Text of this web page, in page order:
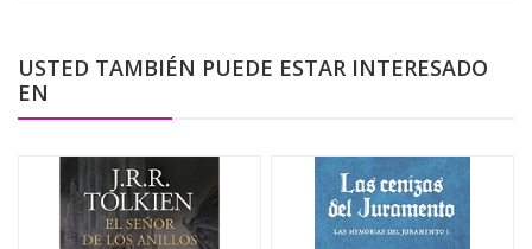
USTED TAMBIÉN PUEDE ESTAR INTERESADO
EN